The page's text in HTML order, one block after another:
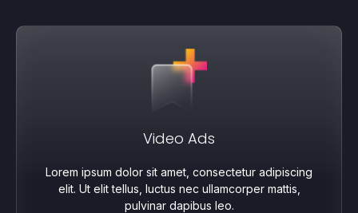
Video Ads
Lorem ipsum dolor sit amet, consectetur adipiscing
elit. Ut elit tellus, luctus nec ullamcorper mattis,
pulvinar dapibus leo.